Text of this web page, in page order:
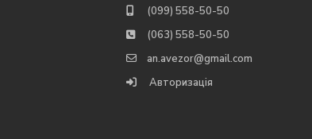
(099) 558-50-50
(063) 558-50-50
an.avezor@gmail.com
Авторизація